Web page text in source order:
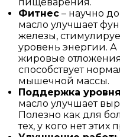
Фитнес – научно
масло улучшает
железы,
уровень энергии. А
жировые
способствует
мышечной массы.
Поддержка
масло улучшает
Полезно как для
тех, у кого нет этих